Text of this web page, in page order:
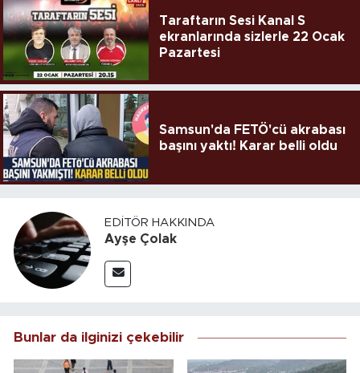
Taraftarın Sesi Kanal S
ekranlarında sizlerle 22 Ocak
Pazartesi
Samsun'da FETÖ'cü akrabası
başını yaktı! Karar belli oldu
EDITÖR HAKKINDA
Ayşe Çolak
Bunlar da ilginizi çekebilir